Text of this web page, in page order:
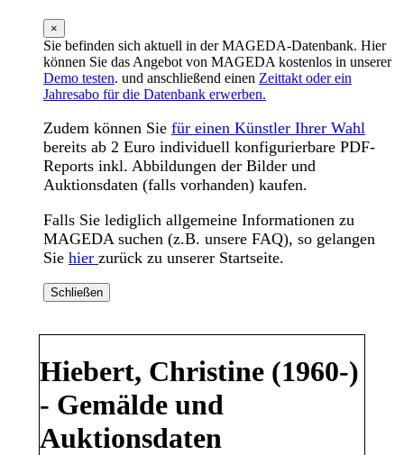
×
Sie befinden sich aktuell in der MAGEDA-Datenbank. Hier
können Sie das Angebot von MAGEDA kostenlos in unserer
Demo testen. und anschließend einen Zeittakt oder ein
Jahresabo für die Datenbank erwerben.
Zudem können Sie für einen Künstler Ihrer Wahl
bereits ab 2 Euro individuell konfigurierbare PDF-
Reports inkl. Abbildungen der Bilder und
Auktionsdaten (falls vorhanden) kaufen.
Falls Sie lediglich allgemeine Informationen zu
MAGEDA suchen (z.B. unsere FAQ), so gelangen
Sie hier zurück zu unserer Startseite.
Schließen
Hiebert, Christine (1960-)
- Gemälde und
Auktionsdaten